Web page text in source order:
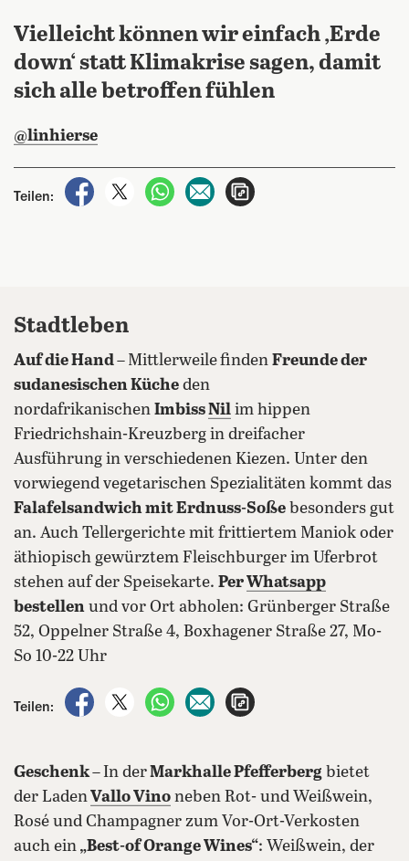
Vielleicht können wir einfach ‚Erde
down‘ statt Klimakrise sagen, damit
sich alle betroffen fühlen
@linhierse
Teilen:
auf Facebook teilen
auf X teilenper WhatsApp teilen
per E-Mail teilen
Stadtleben
Auf die Hand – Mittlerweilefinden Freunde der
sudanesischen Küche den
nordafrikanischen ImbissNil im hippen
Friedrichshain-Kreuzberg in dreifacher
Ausführung in verschiedenen Kiezen. Unter den
vorwiegend vegetarischen Spezialitäten kommt das
Falafelsandwich mit Erdnuss-Soße besonders gut
an. Auch Tellergerichte mit frittiertem Maniok oder
äthiopisch gewürztem Fleischburger im Uferbrot
stehen auf der Speisekarte. PerWhatsapp
bestellen und vor Ort abholen: Grünberger Straße
52, Oppelner Straße 4, Boxhagener Straße 27, Mo-
So 10-22 Uhr
Teilen:
auf Facebook teilen
auf X teilenper WhatsApp teilen
per E-Mail teilen
Geschenk –In derMarkhalle Pfefferberg bietet
der LadenVallo Vino neben Rot- und Weißwein,
Rosé und Champagner zum Vor-Ort-Verkosten
auch ein „Best-of Orange Wines“: Weißwein, der